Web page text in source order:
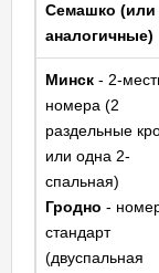
Семашко (или
аналогичные)
Минск - 2-
номера (2
раздельные
или одна 2-
спальная)
Гродно -
стандарт
(двуспальная